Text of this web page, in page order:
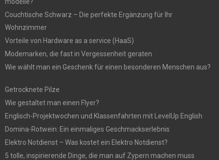
Couchtische Schwarz – Die perfekte Ergänzung für Ihr
Wohnzimmer
Vorteile von Hardware as a service (HaaS)
Modemarken, die fast in Vergessenheit geraten
Wie wählt man ein Geschenk für einen besonderen Menschen aus?
Getrocknete Pilze
Wie gestaltet man einen Flyer?
Englisch-Projektwochen und Klassenfahrten mit LevelUp English
Domina-Rotwein: Ein einmaliges Geschmackserlebnis
Elektro Notdienst – Was kostet ein Elektro Notdienst?
5 tolle, inspirierende Dinge, die man auf Zypern machen muss